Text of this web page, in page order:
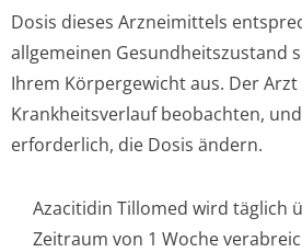
Dosis dieses Arzneimittels
allgemeinen Gesundheitszustand
Ihrem Körpergewicht aus. Der
Krankheitsverlauf beobachten,
erforderlich, die Dosis ändern.
Azacitidin Tillomed wird täglich
Zeitraum von 1 Woche